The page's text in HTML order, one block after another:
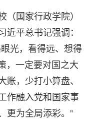
（国家行政学院）
近平总书记强调：
光，看得远、想得
，一定要对国之大
账，少打小算盘、
作融入党和国家事
更为全局添彩。”